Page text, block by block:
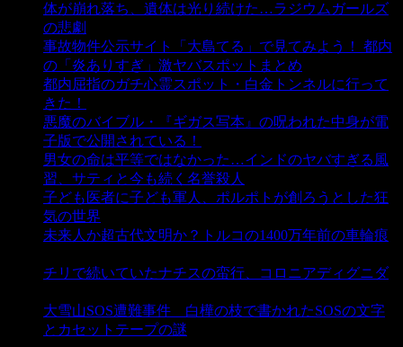
体が崩れ落ち、遺体は光り続けた…ラジウムガールズ
の悲劇
事故物件公示サイト「大島てる」で見てみよう！ 都内
の「炎ありすぎ」激ヤバスポットまとめ
都内屈指のガチ心霊スポット・白金トンネルに行って
きた！
悪魔のバイブル・『ギガス写本』の呪われた中身が電
子版で公開されている！
男女の命は平等ではなかった…インドのヤバすぎる風
習、サティと今も続く名誉殺人
子ども医者に子ども軍人、ポルポトが創ろうとした狂
気の世界
未来人か超古代文明か？トルコの1400万年前の車輪痕
チリで続いていたナチスの蛮行、コロニアディグニダ
大雪山SOS遭難事件 白樺の枝で書かれたSOSの文字
とカセットテープの謎